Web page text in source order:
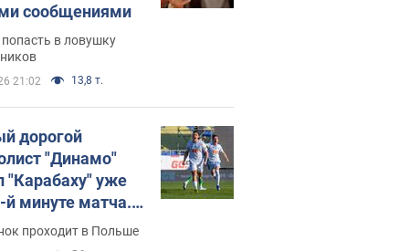
сообщениями
попасть в ловушку
21:02 13,8 т.
дорогой
"Динамо"
"Карабаху" уже
й минуте матча.
проходит в Польше